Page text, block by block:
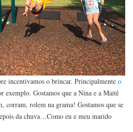
incentivamos o brincar. Principalmente o
exemplo. Gostamos que a Nina e a Maitê
corram, rolem na grama! Gostamos que se
da chuva…Como eu e meu marido